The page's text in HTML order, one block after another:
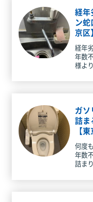
経年
ン
京区】
経年
年数
様よ
早速ご
の蛇
ガ
詰ま
【
何度
年数
詰ま
た。 現場に到着時はつまり症状が無く、排
水管